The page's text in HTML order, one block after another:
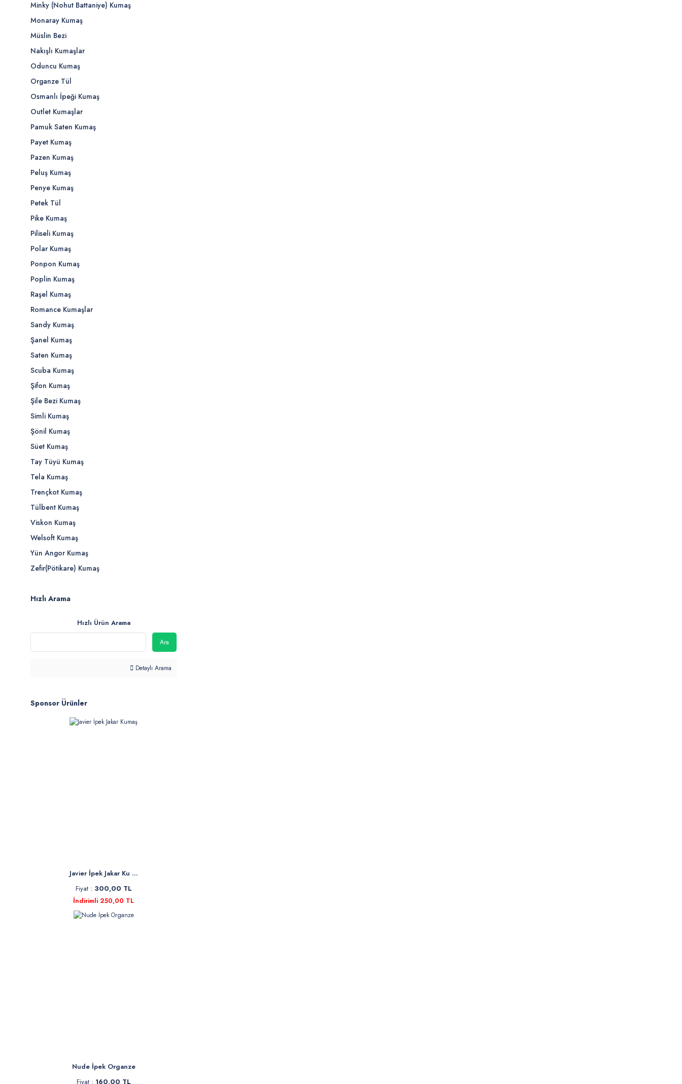
Minky (Nohut Battaniye) Kumaş
Monaray Kumaş
Müslin Bezi
Nakışlı Kumaşlar
Oduncu Kumaş
Organze Tül
Osmanlı İpeği Kumaş
Outlet Kumaşlar
Pamuk Saten Kumaş
Payet Kumaş
Pazen Kumaş
Peluş Kumaş
Penye Kumaş
Petek Tül
Pike Kumaş
Piliseli Kumaş
Polar Kumaş
Ponpon Kumaş
Poplin Kumaş
Raşel Kumaş
Romance Kumaşlar
Sandy Kumaş
Şanel Kumaş
Saten Kumaş
Scuba Kumaş
Şifon Kumaş
Şile Bezi Kumaş
Simli Kumaş
Şönil Kumaş
Süet Kumaş
Tay Tüyü Kumaş
Tela Kumaş
Trençkot Kumaş
Tülbent Kumaş
Viskon Kumaş
Welsoft Kumaş
Yün Angor Kumaş
Zefir(Pötikare) Kumaş
Hızlı Arama
Hızlı Ürün Arama
Ara
Detaylı Arama
Sponsor Ürünler
Javier İpek Jakar Ku ...
Fiyat : 300,00 TL
İndirimli 250,00 TL
Nude İpek Organze
Fiyat : 160,00 TL